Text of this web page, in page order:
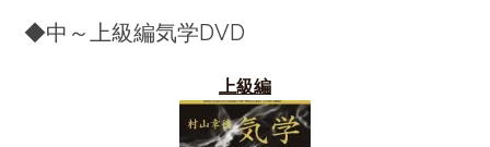
◆中～上級編気学DVD
上級編